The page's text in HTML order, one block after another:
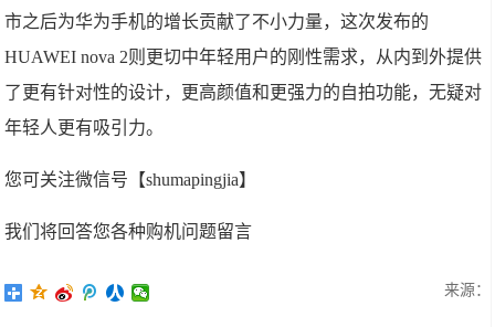
市之后为华为手机的增长贡献了不小力量，这次发布的
HUAWEI nova 2则更切中年轻用户的刚性需求，从内到外提供
了更有针对性的设计，更高颜值和更强力的自拍功能，无疑对
年轻人更有吸引力。
您可关注微信号【shumapingjia】
我们将回答您各种购机问题留言
来源：